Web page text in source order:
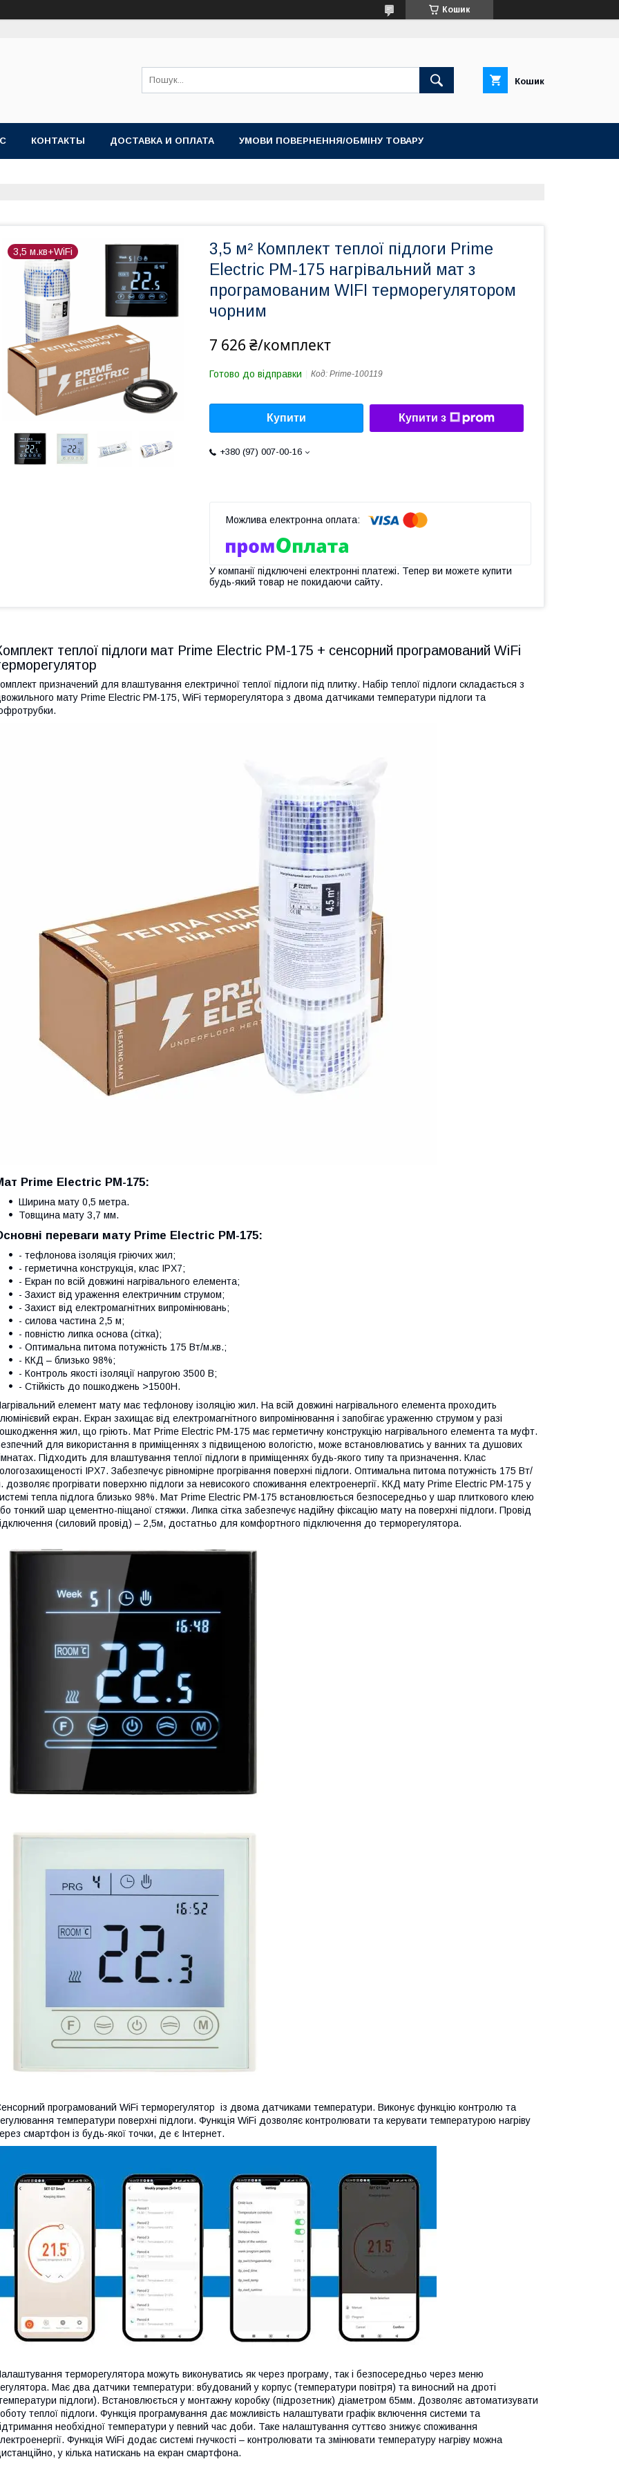
Кошик
Кошик
КОНТАКТЫ ДОСТАВКА И ОПЛАТА УМОВИ ПОВЕРНЕННЯ/ОБМІНУ ТОВАРУ
3,5 м.кв+WiFi
3,5 м² Комплект теплої підлоги Prime
Electric PM-175 нагрівальний мат з
програмованим WIFI терморегулятором
чорним
7 626 ₴/комплект
Готово до відправки Код: Prime-100119
Купити Купити з
+380 (97) 007-00-16
У компанії підключені електронні платежі. Тепер ви можете купити
будь-який товар не покидаючи сайту.
теплої підлоги мат Prime Electric PM-175 + сенсорний програмований WiFi
призначений для влаштування електричної теплої підлоги під плитку. Набір теплої підлоги складається з
мату Prime Electric PM-175, WiFi терморегулятора з двома датчиками температури підлоги та
Prime Electric PM-175:
Ширина мату 0,5 метра.
Товщина мату 3,7 мм.
переваги мату Prime Electric PM-175:
- тефлонова ізоляція гріючих жил;
- герметична конструкція, клас IPX7;
- Екран по всій довжині нагрівального елемента;
- Захист від ураження електричним струмом;
- Захист від електромагнітних випромінювань;
- силова частина 2,5 м;
- повністю липка основа (сітка);
- Оптимальна питома потужність 175 Вт/м.кв.;
- ККД – близько 98%;
- Контроль якості ізоляції напругою 3500 В;
- Стійкість до пошкоджень >1500H.
елемент мату має тефлонову ізоляцію жил. На всій довжині нагрівального елемента проходить
екран. Екран захищає від електромагнітного випромінювання і запобігає ураженню струмом у разі
жил, що гріють. Мат Prime Electric PM-175 має герметичну конструкцію нагрівального елемента та муфт.
для використання в приміщеннях з підвищеною вологістю, може встановлюватись у ванних та душових
Підходить для влаштування теплої підлоги в приміщеннях будь-якого типу та призначення. Клас
IPX7. Забезпечує рівномірне прогрівання поверхні підлоги. Оптимальна питома потужність 175 Вт/
дозволяє прогрівати поверхню підлоги за невисокого споживання електроенергії. ККД мату Prime Electric PM-175 у
тепла підлога близько 98%. Мат Prime Electric PM-175 встановлюється безпосередньо у шар плиткового клею
тонкий шар цементно-піщаної стяжки. Липка сітка забезпечує надійну фіксацію мату на поверхні підлоги. Провід
(силовий провід) – 2,5м, достатньо для комфортного підключення до терморегулятора.
програмований WiFi терморегулятор із двома датчиками температури. Виконує функцію контролю та
температури поверхні підлоги. Функція WiFi дозволяє контролювати та керувати температурою нагріву
смартфон із будь-якої точки, де є Інтернет.
терморегулятора можуть виконуватись як через програму, так і безпосередньо через меню
Має два датчики температури: вбудований у корпус (температури повітря) та виносний на дроті
підлоги). Встановлюється у монтажну коробку (підрозетник) діаметром 65мм. Дозволяє автоматизувати
теплої підлоги. Функція програмування дає можливість налаштувати графік включення системи та
необхідної температури у певний час доби. Таке налаштування суттєво знижує споживання
Функція WiFi додає системі гнучкості – контролювати та змінювати температуру нагріву можна
у кілька натискань на екран смартфона.